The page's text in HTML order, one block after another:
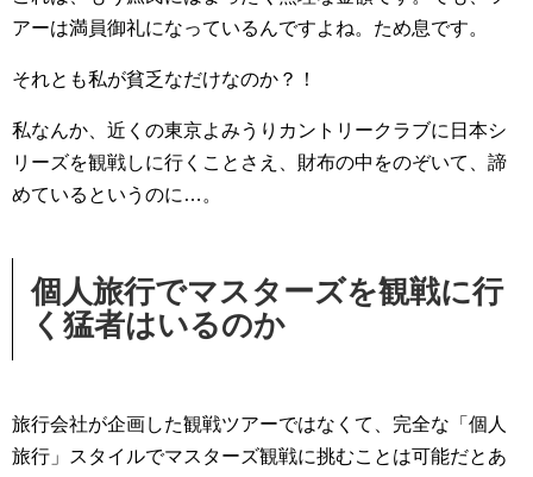
アーは満員御礼になっているんですよね。ため息です。
それとも私が貧乏なだけなのか？！
私なんか、近くの東京よみうりカントリークラブに日本シ
リーズを観戦しに行くことさえ、財布の中をのぞいて、諦
めているというのに…。
個人旅行でマスターズを観戦に行
く猛者はいるのか
旅行会社が企画した観戦ツアーではなくて、完全な「個人
旅行」スタイルでマスターズ観戦に挑むことは可能だとあ